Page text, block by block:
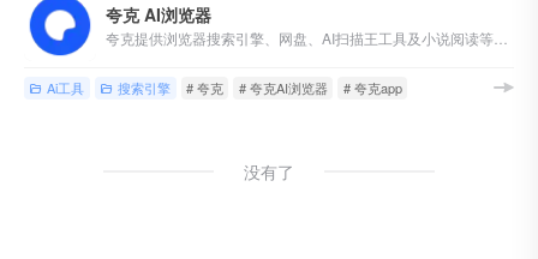
夸克 AI浏览器
Ai工具 搜索引擎 # 夸克 # 夸克AI浏览器 # 夸克app
没有了